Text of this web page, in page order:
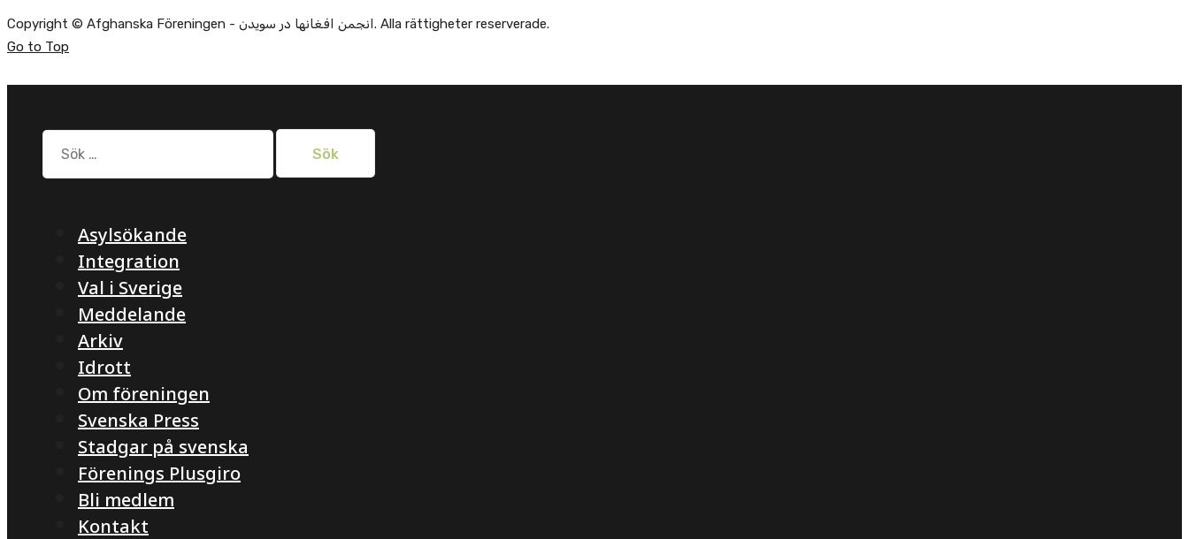
Copyright © Afghanska Föreningen - انجمن افغانها در سویدن. Alla rättigheter reserverade.
Go to Top
Sök
efter:
Asylsökande
Integration
Val i Sverige
Meddelande
Arkiv
Idrott
Om föreningen
Svenska Press
Stadgar på svenska
Förenings Plusgiro
Bli medlem
Kontakt